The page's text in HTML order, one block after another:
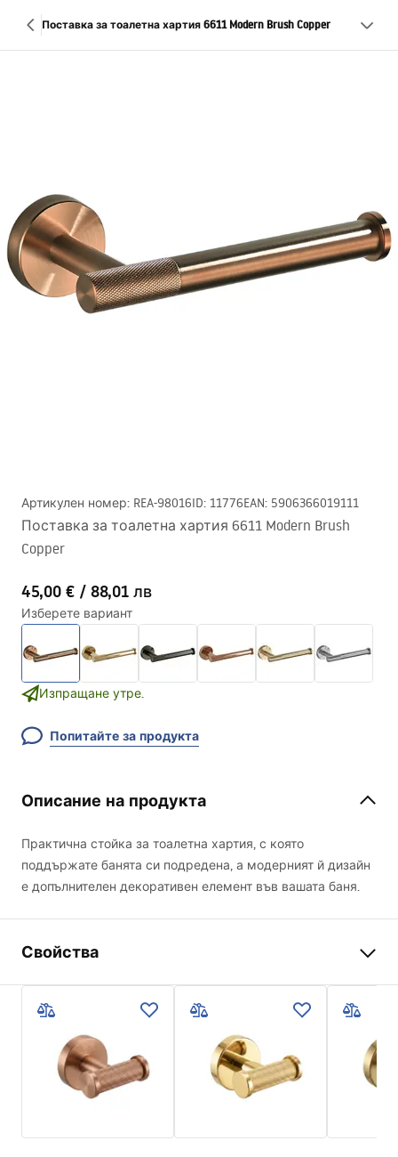
Поставка за тоалетна хартия 6611 Modern Brush Copper
Артикулен номер: REA-98016ID: 11776EAN: 5906366019111
Поставка за тоалетна хартия 6611 Modern Brush
Copper
45,00 € / 88,01 лв
Изберете вариант
Изпращане утре.
Попитайте за продукта
Описание на продукта
Практична стойка за тоалетна хартия, с която
поддържате банята си подредена, а модерният й дизайн
е допълнителен декоративен елемент във вашата баня.
Свойства
Начин на монтаж
Завинтващ се
Ширина
175 mm
Дълбочина
80mm